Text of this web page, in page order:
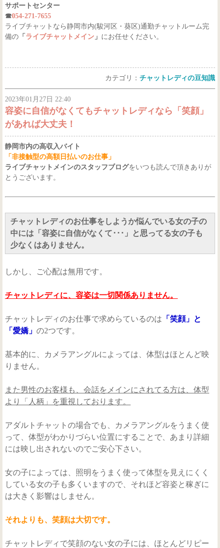
サポートセンター
☎054-271-7655
ライブチャットなら静岡市内(駿河区・葵区)通勤チャットルーム完
備の 「 ライブチャットメイン 」 にお任せください。
カテゴリ： チャットレディの豆知識
2023年01月27日 22:40
容姿に自信がなくてもチャットレディなら「笑顔」
があれば大丈夫！
静岡市内の高収入バイト
「非接触型の高額日払いのお仕事」
ライブチャットメインのスタッフブログをいつも読んで頂きありが
とうございます。
チャットレディのお仕事をしようか悩んでいる女の子の
中には「容姿に自信がなくて･･･」と思ってる女の子も
少なくはありません。
しかし、ご心配は無用です。
チャットレディに、容姿は一切関係ありません。
チャットレディのお仕事で求めらているのは 「笑顔」と
「愛嬌」 の2つです。
基本的に、カメラアングルによっては、体型はほとんど映
りません。
また男性のお客様も、会話をメインにされてる方は、体型
より「人柄」を重視しております。
アダルトチャットの場合でも、カメラアングルをうまく使
って、体型がわかりづらい位置にすることで、あまり詳細
には映し出されないのでご安心下さい。
女の子によっては、照明をうまく使って体型を見えにくく
している女の子も多くいますので、それほど容姿と稼ぎに
は大きく影響はしません。
それよりも、笑顔は大切です。
チャットレディで笑顔のない女の子には、ほとんどリピー